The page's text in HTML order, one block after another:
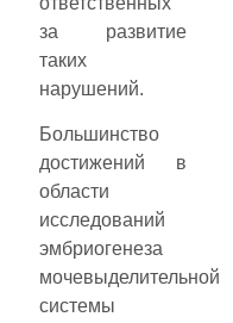
за развитие
таких
нарушений.
Большинство
достижений в
области
исследований
эмбриогенеза
мочевыделительной
системы